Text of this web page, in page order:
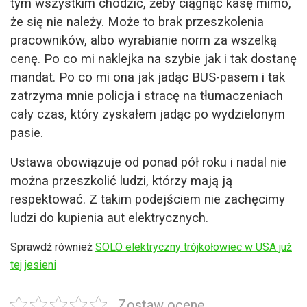
tym wszystkim chodzić, żeby ciągnąć kasę mimo,
że się nie należy. Może to brak przeszkolenia
pracowników, albo wyrabianie norm za wszelką
cenę. Po co mi naklejka na szybie jak i tak dostanę
mandat. Po co mi ona jak jadąc BUS-pasem i tak
zatrzyma mnie policja i stracę na tłumaczeniach
cały czas, który zyskałem jadąc po wydzielonym
pasie.
Ustawa obowiązuje od ponad pół roku i nadal nie
można przeszkolić ludzi, którzy mają ją
respektować. Z takim podejściem nie zachęcimy
ludzi do kupienia aut elektrycznych.
Sprawdź również SOLO elektryczny trójkołowiec w USA już
tej jesieni